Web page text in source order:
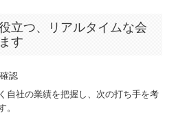
立つ、リアルタイムな会
す
自社の業績を把握し、次の打ち手を考
。